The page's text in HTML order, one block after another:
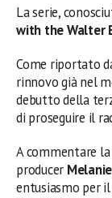
La serie,
with the Walter
Come riportato
rinnovo già nel
debutto della
di proseguire il
A commentare
producer
entusiasmo per